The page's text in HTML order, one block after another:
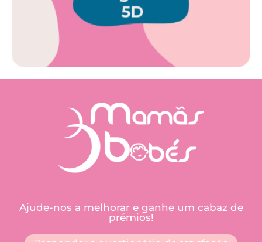
Ajude-nos a melhorar e ganhe um cabaz de
prémios!